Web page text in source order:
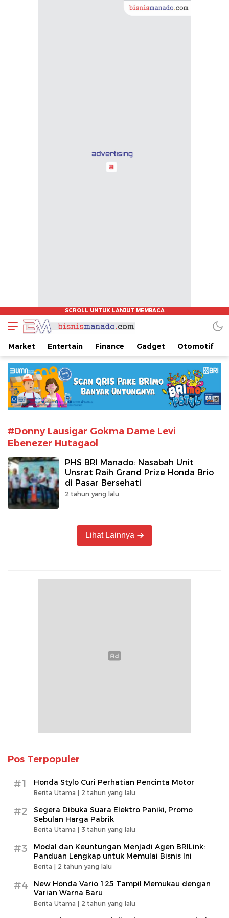
www.bisnismanado.com
Berita Bisnis Sulawesi Utara
Market Entertain Finance Gadget Otomotif
#Donny Lausigar Gokma Dame Levi
Ebenezer Hutagaol
PHS BRI Manado: Nasabah Unit
Unsrat Raih Grand Prize Honda Brio
di Pasar Bersehati
2 tahun yang lalu
Lihat Lainnya
Pos Terpopuler
#1 Honda Stylo Curi Perhatian Pencinta Motor
Berita Utama | 2 tahun yang lalu
#2
Segera Dibuka Suara Elektro Paniki, Promo
Sebulan Harga Pabrik
Berita Utama | 3 tahun yang lalu
#3
Modal dan Keuntungan Menjadi Agen BRILink:
Panduan Lengkap untuk Memulai Bisnis Ini
Berita | 2 tahun yang lalu
#4
New Honda Vario 125 Tampil Memukau dengan
Varian Warna Baru
Berita Utama | 2 tahun yang lalu